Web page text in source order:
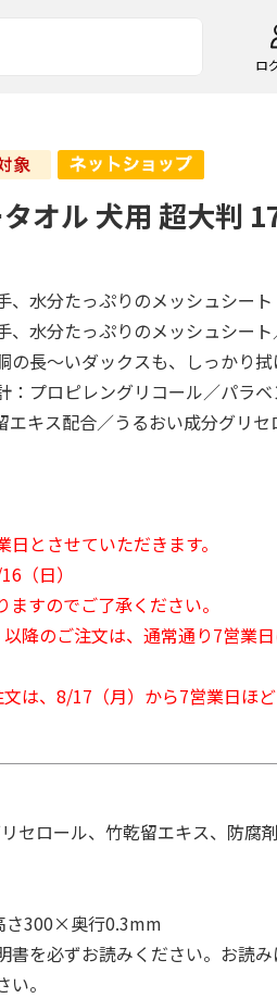
ロ
オル 犬用 超大判
、水分たっぷりのメッシュシート
、水分たっぷりのメッシュシー
の長～いダックスも、しっかり拭
：プロピレングリコール／パラ
キス配合／うるおい成分グリセ
とさせていただきます。
（日）
すのでご了承ください。
降のご注文は、通常通り7営業
は、8/17（月）から7営業日ほ
セロール、竹乾留エキス、防腐
さ300×奥行0.3mm
書を必ずお読みください。お読
。